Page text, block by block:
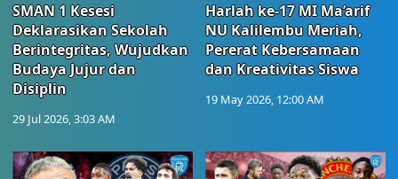
SMAN 1 Kesesi
Deklarasikan Sekolah
Berintegritas, Wujudkan
Budaya Jujur dan
Disiplin
29 Jul 2026, 3:03 AM
Harlah ke-17 MI Ma’arif
NU Kalilembu Meriah,
Pererat Kebersamaan
dan Kreativitas Siswa
19 May 2026, 12:00 AM